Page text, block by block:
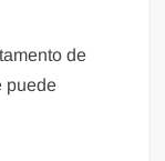
de
puede